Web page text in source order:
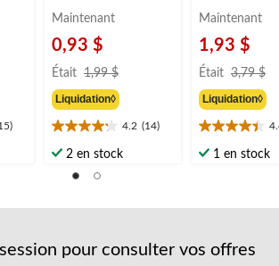
Maintenant
0,93 $
Était 1,99 $
Liquidation◊
4.2 (14)
4.2
étoile(s)
2 en stock
Maintenant
1,93 $
Était 3,79 $
Liquidation◊
4.4
étoile(s)
1 en stock
pour consulter vos offres